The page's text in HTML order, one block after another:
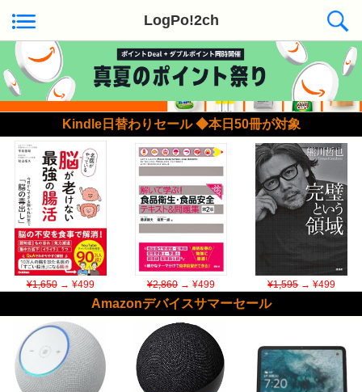
LogPo!2ch
Kindle日替わりセール ◆本日50冊が対象
¥1,650→ ¥499 ¥2,860→ ¥499 ¥1,595→ ¥499
Amazonデバイスサマーセール